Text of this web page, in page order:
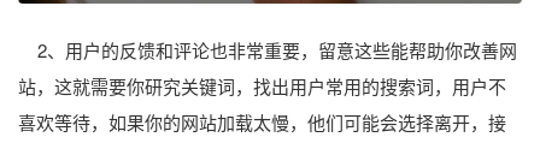
2、用户的反馈和评论也非常重要，留意这些能帮助你改善网
站，这就需要你研究关键词，找出用户常用的搜索词，用户不
喜欢等待，如果你的网站加载太慢，他们可能会选择离开，接